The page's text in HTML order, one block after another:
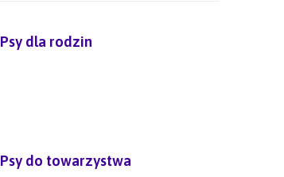
Psy dla rodzin
Psy do towarzystwa